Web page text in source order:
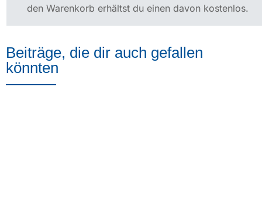
den Warenkorb erhältst du einen davon kostenlos.
Beiträge, die dir auch gefallen
könnten